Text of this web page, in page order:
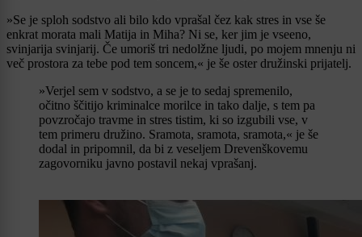
»Se je sploh sodstvo ali bilo kdo vprašal čez kak stres in vse še
enkrat morata mali Matija in Miha? Ni se, ker jim je vseeno,
svinjarija svinjarij. Če umoriš tri nedolžne ljudi, po mojem mnenju ni
več prostora za tebe pod tem soncem,« je še oster družinski prijatelj.
»Verjel sem v sodstvo, a se je to sedaj spremenilo,
očitno ščitijo kriminalce morilce in tako dalje, s tem pa
povzročajo travme in stres tistim, ki so izgubili vse, v
tem primeru družino. Sramota, sramota, sramota,« je še
dodal in pripomnil, da bi z veseljem Drevenškovemu
zagovorniku javno postavil nekaj vprašanj.